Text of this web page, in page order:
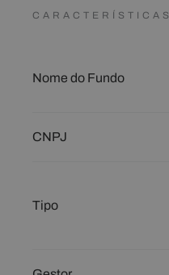
CARACTERÍSTICAS
Nome do Fundo
CNPJ
Tipo